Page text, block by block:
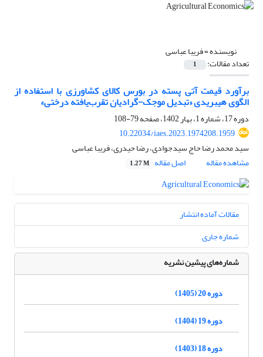
نویسنده =فریبا عباسی
تعداد مقالات: 1
برآورد قیمت آتی پسته در بورس کالای کشاورزی با استفاده از
الگوی هیبریدی «تبدیل موجک-گرادیان تقرب‌یافته درختی»
دوره 17، شماره 1، بهار 1402، صفحه
79-108
10.22034/iaes.2023.1974208.1959
سید محمد رضا حاج سیدجوادی، رضا حیدری، فریبا عباسی
مشاهده مقاله
اصل مقاله 1.27 M
مقالات آماده انتشار
شماره جاری
شماره‌های پیشین نشریه
دوره 20 (1405)
دوره 19 (1404)
دوره 18 (1403)